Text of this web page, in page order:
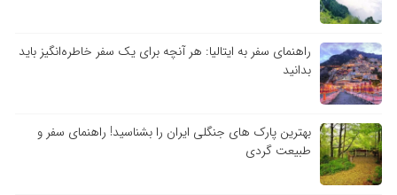
راهنمای سفر به ایتالیا: هر آنچه برای یک سفر خاطره‌انگیز باید
بدانید
بهترین پارک های جنگلی ایران را بشناسید! راهنمای سفر و
طبیعت گردی